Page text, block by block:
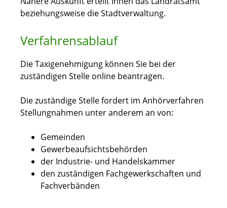
beziehungsweise die Stadtverwaltung.
Verfahrensablauf
Die Taxigenehmigung können Sie bei der
zuständigen Stelle online beantragen.
Die zuständige Stelle fordert im Anhörverfahren
Stellungnahmen unter anderem an von:
Gemeinden
Gewerbeaufsichtsbehörden
der Industrie- und Handelskammer
den zuständigen Fachgewerkschaften und
Fachverbänden